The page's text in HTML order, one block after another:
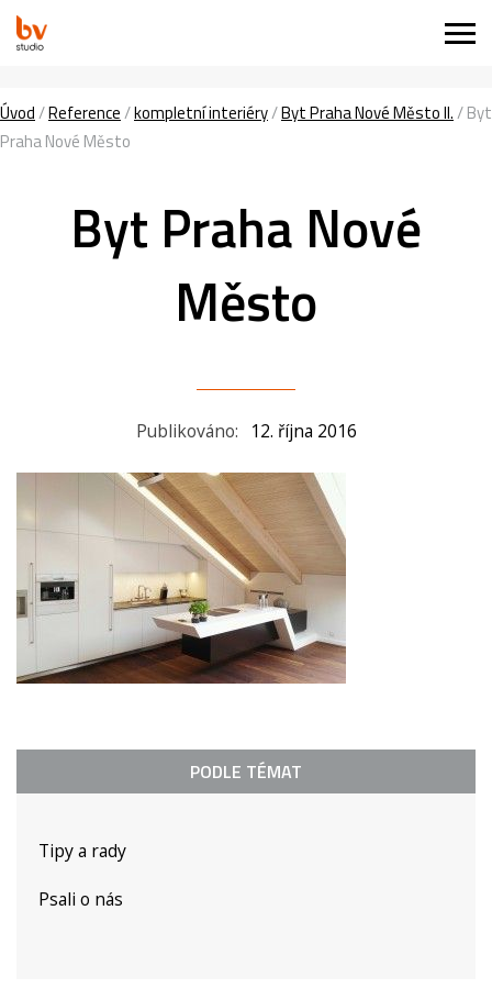
Úvod/Reference/kompletní interiéry/Byt Praha Nové Město II./Byt
Praha Nové Město
Byt Praha Nové
Město
Publikováno: 12. října 2016
PODLE TÉMAT
Tipy a rady
Psali o nás